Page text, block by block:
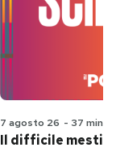
7 agosto 26 - 37 min
Il difficile